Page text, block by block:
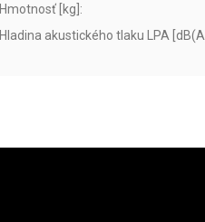
Hmotnosť [kg] :
Hladina akustického tlaku LPA